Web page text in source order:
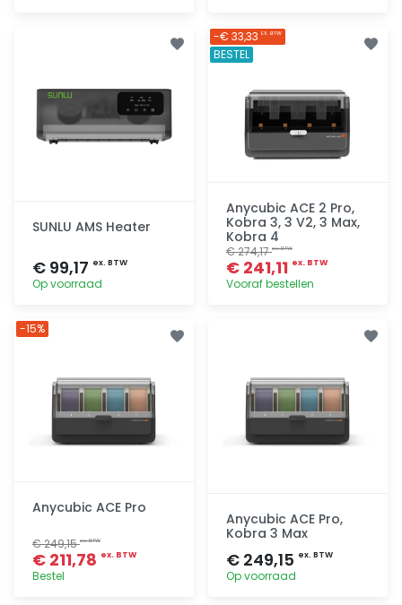
SUNLU AMS Heater
€ 99,17 ex. BTW
Op voorraad
Anycubic ACE 2 Pro,
Kobra 3, 3 V2, 3 Max,
Kobra 4
€ 274,17ex. BTW
€ 241,11 ex. BTW
Vooraf bestellen
-€ 33,33 EX. BTW
BESTEL
Anycubic ACE Pro
€ 249,15ex. BTW
€ 211,78 ex. BTW
Bestel
-15%
Anycubic ACE Pro,
Kobra 3 Max
€ 249,15 ex. BTW
Op voorraad